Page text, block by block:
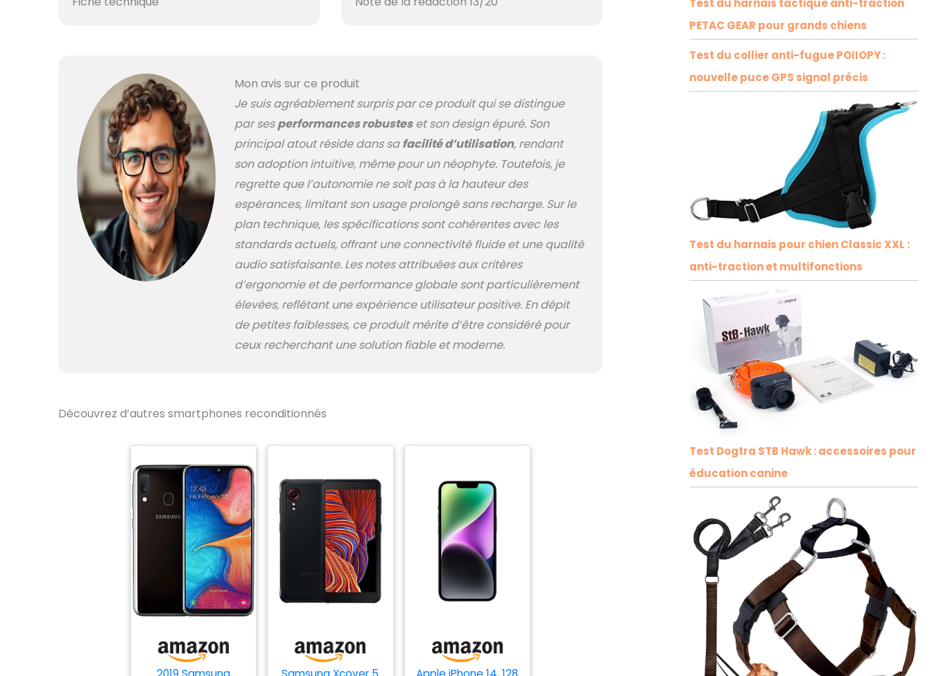
Mon avis sur ce produit
Je suis agréablement surpris par ce produit qui se distingue
par sesperformances robusteset son design épuré. Son
principal atout réside dans safacilité d’utilisation, rendant
son adoption intuitive, même pour un néophyte. Toutefois, je
regrette que l’autonomie ne soit pas à la hauteur des
espérances, limitant son usage prolongé sans recharge. Sur le
plan technique, les spécifications sont cohérentes avec les
standards actuels, offrant une connectivité fluide et une qualité
audio satisfaisante. Les notes attribuées aux critères
d’ergonomie et de performance globale sont particulièrement
élevées, reflétant une expérience utilisateur positive. En dépit
de petites faiblesses, ce produit mérite d’être considéré pour
ceux recherchant une solution fiable et moderne.
Découvrez d’autres smartphones reconditionnés
Test du harnais tactique anti-traction
PETAC GEAR pour grands chiens
Test du collier anti-fugue POIIOPY :
nouvelle puce GPS signal précis
Test du harnais pour chien Classic XXL :
anti-traction et multifonctions
Test Dogtra STB Hawk : accessoires pour
éducation canine